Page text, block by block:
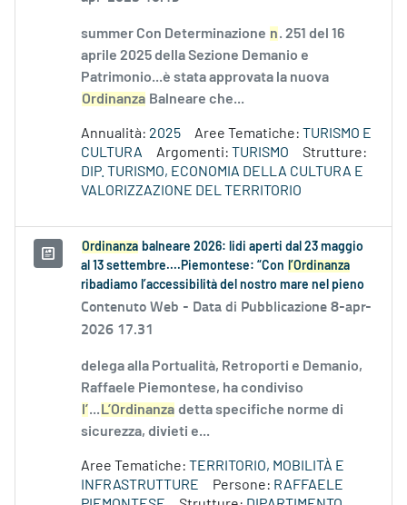
summer Con Determinazione n. 251 del 16
aprile 2025 della Sezione Demanio e
Patrimonio...è stata approvata la nuova
Ordinanza Balneare che...
Annualità: 2025 Aree Tematiche: TURISMO E
CULTURA
Argomenti: TURISMO
Strutture:
DIP. TURISMO, ECONOMIA DELLA CULTURA E
VALORIZZAZIONE DEL TERRITORIO
Ordinanza balneare 2026: lidi aperti dal 23 maggio
al 13 settembre....Piemontese: “Con l’Ordinanza
ribadiamo l’accessibilità del nostro mare nel pieno
Contenuto Web - Data di Pubblicazione 8-apr-
2026 17.31
delega alla Portualità, Retroporti e Demanio,
Raffaele Piemontese, ha condiviso
l’... L’Ordinanza detta specifiche norme di
sicurezza, divieti e...
Aree Tematiche: TERRITORIO, MOBILITÀ E
INFRASTRUTTURE
Persone: RAFFAELE